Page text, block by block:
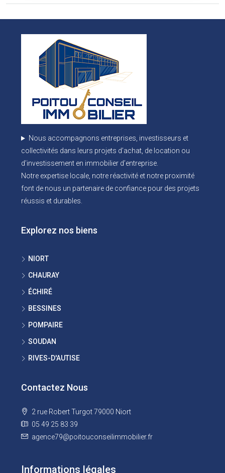
Nous accompagnons entreprises, investisseurs et
collectivités dans leurs projets d’achat, de location ou
d’investissement en immobilier d’entreprise.
Notre expertise locale, notre réactivité et notre proximité
font de nous un partenaire de confiance pour des projets
réussis et durables.
Explorez nos biens
NIORT
CHAURAY
ÉCHIRÉ
BESSINES
POMPAIRE
SOUDAN
RIVES-D'AUTISE
Contactez Nous
2 rue Robert Turgot 79000 Niort
05 49 25 83 39
agence79@poitouconseilimmobilier.fr
Informations légales